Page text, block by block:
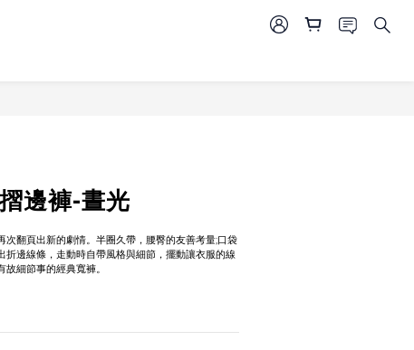
邊褲-晝光
次翻頁出新的劇情。半圈久帶，腰臀的友善考量;口袋
折邊線條，走動時自帶風格與細節，擺動讓衣服的線
細節事的經典寬褲。